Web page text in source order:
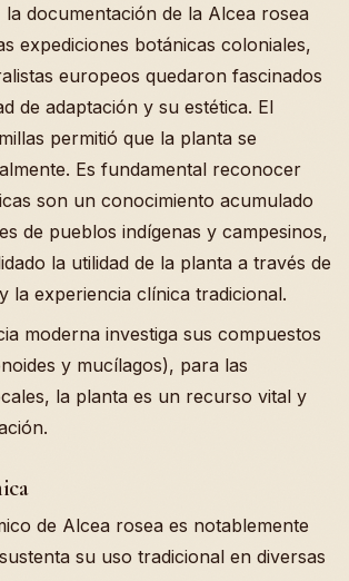
la documentación de la Alcea rosea
expediciones botánicas coloniales,
europeos quedaron fascinados
de adaptación y su estética. El
permitió que la planta se
Es fundamental reconocer
son un conocimiento acumulado
de pueblos indígenas y campesinos,
la utilidad de la planta a través de
la experiencia clínica tradicional.
moderna investiga sus compuestos
y mucílagos), para las
la planta es un recurso vital y
de Alcea rosea es notablemente
su uso tradicional en diversas